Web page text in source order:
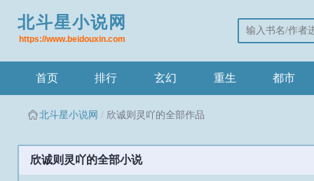
北斗星小说网
https://www.beidouxin.com
首页 排行 玄幻 重生 都市
北斗星小说网 欣诚则灵吖的全部作品
欣诚则灵吖的全部小说